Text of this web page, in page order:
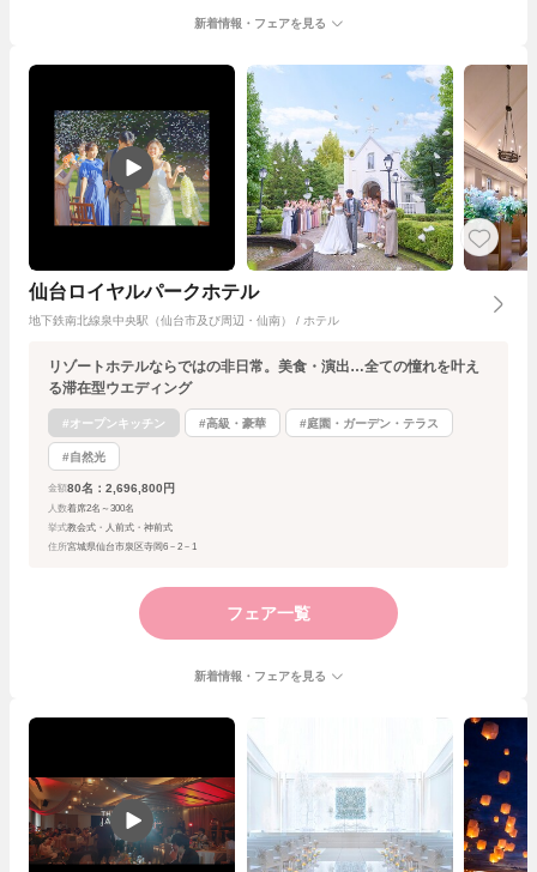
新着情報・フェアを見る
仙台ロイヤルパークホテル
地下鉄南北線泉中央駅（仙台市及び周辺・仙南） / ホテル
リゾートホテルならではの非日常。美食・演出…全ての憧れを叶え
る滞在型ウエディング
#オープンキッチン #高級・豪華 #庭園・ガーデン・テラス
#自然光
金額 80名：2,696,800円
人数着席2名～300名
挙式教会式・人前式・神前式
住所宮城県仙台市泉区寺岡6－2－1
フェア一覧
新着情報・フェアを見る